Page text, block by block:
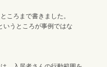
ころまで書きました。
いうところが事例ではな